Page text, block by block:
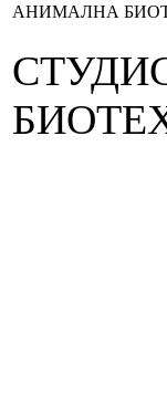
АНИМАЛНА